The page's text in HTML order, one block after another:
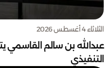
الثلاثاء 4 أغسطس 2026
عبدالله بن سالم القاسمي
التنفيذي